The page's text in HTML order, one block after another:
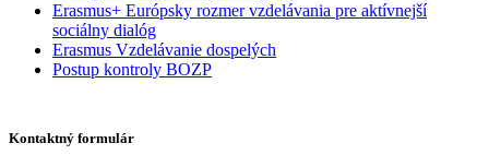
Erasmus+ Európsky rozmer vzdelávania pre aktívnejší
sociálny dialóg
Erasmus Vzdelávanie dospelých
Postup kontroly BOZP
Kontaktný formulár